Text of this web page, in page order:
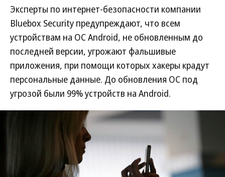
Эксперты по интернет-безопасности компании
Bluebox Security предупреждают, что всем
устройствам на ОС Android, не обновленным до
последней версии, угрожают фальшивые
приложения, при помощи которых хакеры крадут
персональные данные. До обновления ОС под
угрозой были 99% устройств на Android.